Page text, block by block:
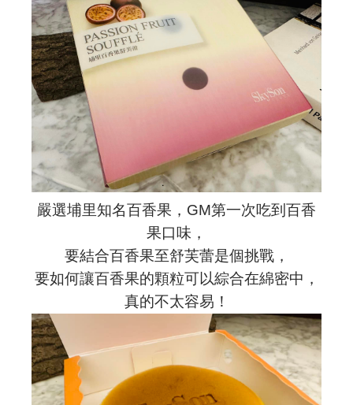
嚴選埔里知名百香果，GM第一次吃到百香
果口味，
要結合百香果至舒芙蕾是個挑戰，
要如何讓百香果的顆粒可以綜合在綿密中，
真的不太容易！